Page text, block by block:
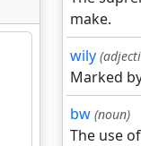
make.
wily
Marked
bw (noun)
The use